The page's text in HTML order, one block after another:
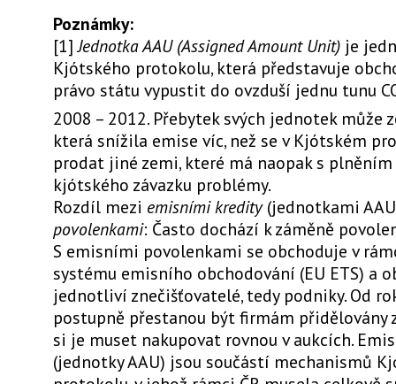
Poznámky:
[1]Jednotka AAU (Assigned Amount Unit) je
Kjótského protokolu, která představuje
právo státu vypustit do ovzduší jednu tunu
2008 – 2012. Přebytek svých jednotek může
která snížila emise víc, než se v Kjótském
prodat jiné zemi, které má naopak s plněním
kjótského závazku problémy.
Rozdíl mezi emisními kredity(jednotkami
povolenkami: Často dochází k záměně
S emisními povolenkami se obchoduje v
systému emisního obchodování (EU ETS) a
jednotliví znečišťovatelé, tedy podniky. Od
postupně přestanou být firmám přidělovány
si je muset nakupovat rovnou v aukcích.
(jednotky AAU) jsou součástí mechanismů